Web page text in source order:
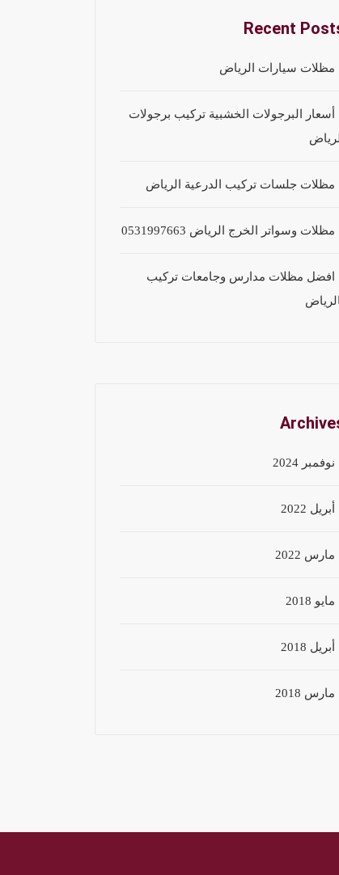
Recent
مظلات سيارات الرياض
أسعار البرجولات الخشبية تركيب برجولات
مظلات جلسات تركيب الدرعية الرياض
مظلات وسواتر الخرج الرياض 0531997663
افضل مظلات مدارس وجامعات تركيب
نوفمبر 2024
أبريل 2022
مارس 2022
مايو 2018
أبريل 2018
مارس 2018